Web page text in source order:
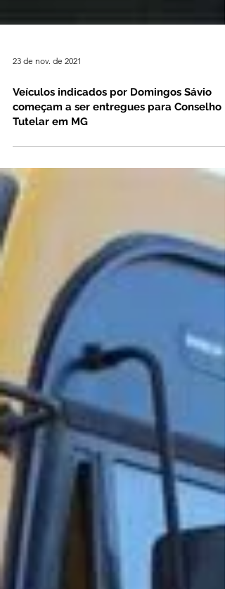
23 de nov. de 2021
Veículos indicados por Domingos Sávio
Tutelar em MG